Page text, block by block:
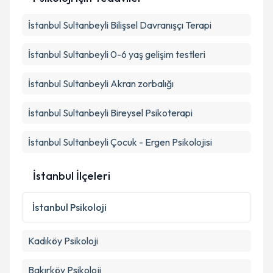
Metni'ni okudum ve kişisel verilerimin belirtilen
İstanbul Sultanbeyli Bilişsel Davranışçı Terapi
İstanbul Sultanbeyli 0-6 yaş gelişim testleri
İstanbul Sultanbeyli Akran zorbalığı
İstanbul Sultanbeyli Bireysel Psikoterapi
İstanbul Sultanbeyli Çocuk - Ergen Psikolojisi
İstanbul İlçeleri
İstanbul Psikoloji
Kadıköy Psikoloji
Bakırköy Psikoloji